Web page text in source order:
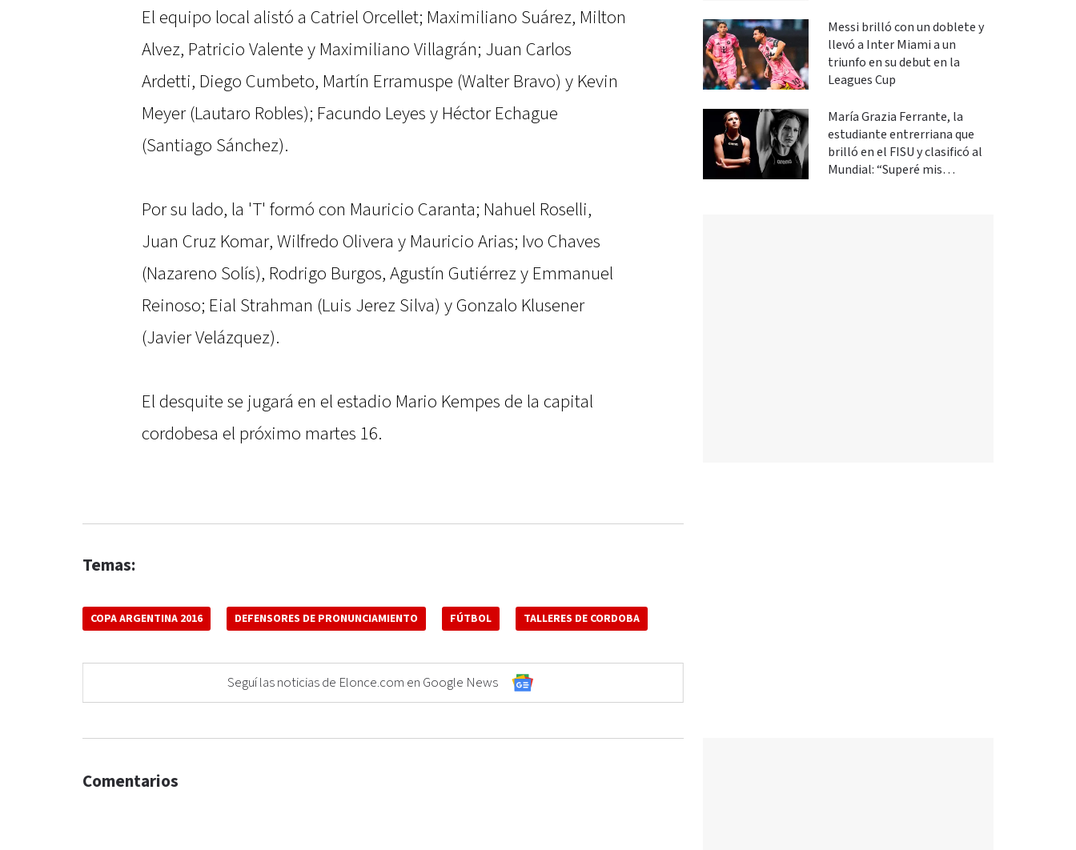
El equipo local alistó a Catriel Orcellet; Maximiliano Suárez, Milton
Alvez, Patricio Valente y Maximiliano Villagrán; Juan Carlos
Ardetti, Diego Cumbeto, Martín Erramuspe (Walter Bravo) y Kevin
Meyer (Lautaro Robles); Facundo Leyes y Héctor Echague
(Santiago Sánchez).
Por su lado, la 'T' formó con Mauricio Caranta; Nahuel Roselli,
Juan Cruz Komar, Wilfredo Olivera y Mauricio Arias; Ivo Chaves
(Nazareno Solís), Rodrigo Burgos, Agustín Gutiérrez y Emmanuel
Reinoso; Eial Strahman (Luis Jerez Silva) y Gonzalo Klusener
(Javier Velázquez).
El desquite se jugará en el estadio Mario Kempes de la capital
cordobesa el próximo martes 16.
Temas:
COPA ARGENTINA 2016 DEFENSORES DE PRONUNCIAMIENTO FÚTBOL TALLERES DE CORDOBA
Seguí las noticias de Elonce.com en Google News
Messi brilló con un doblete y
llevó a Inter Miami a un
triunfo en su debut en la
Leagues Cup
María Grazia Ferrante, la
estudiante entrerriana que
brilló en el FISU y clasificó al
Mundial: “Superé mis
Comentarios